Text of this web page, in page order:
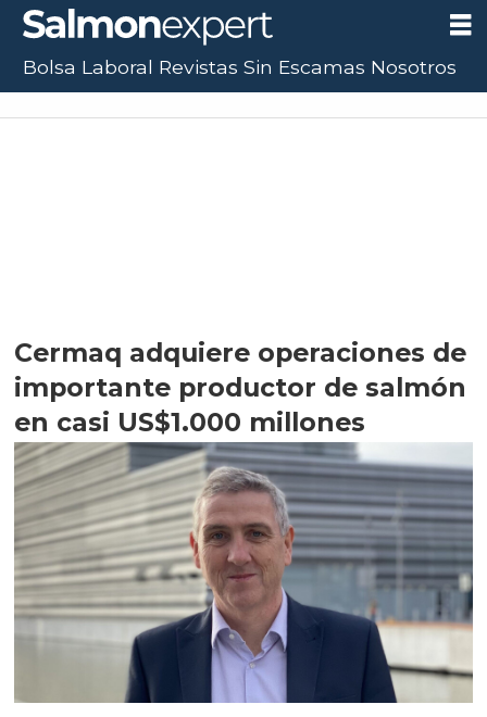
Cermaq adquiere operaciones de
importante productor de salmón
en casi US$1.000 millones
Bolsa Laboral Revistas Sin Escamas Nosotros